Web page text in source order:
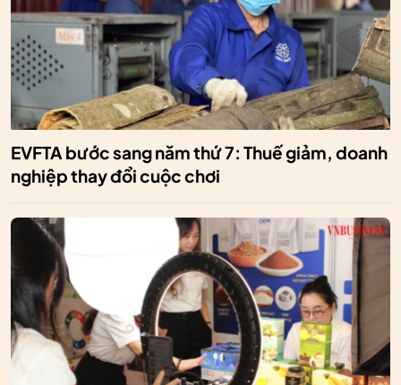
EVFTA bước sang năm thứ 7: Thuế giảm, doanh
nghiệp thay đổi cuộc chơi